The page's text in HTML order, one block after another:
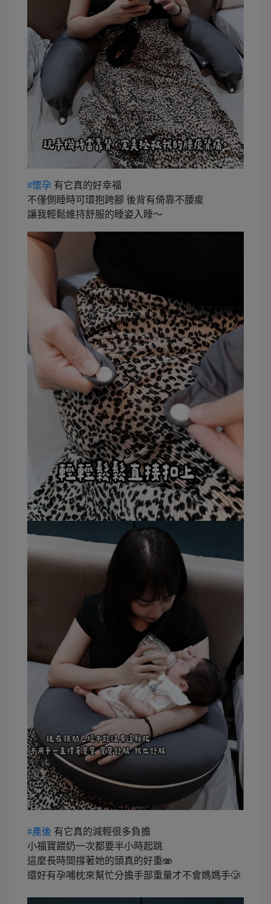
#懷孕 有它真的好幸福
不僅側睡時可環抱跨腳 後背有倚靠不腰痠
讓我輕鬆維持舒服的睡姿入睡～
#產後 有它真的減輕很多負擔
小福寶餵奶一次都要半小時起跳
這麼長時間撐著她的頭真的好重🫨
還好有孕哺枕來幫忙分擔手部重量才不會媽媽手🥲